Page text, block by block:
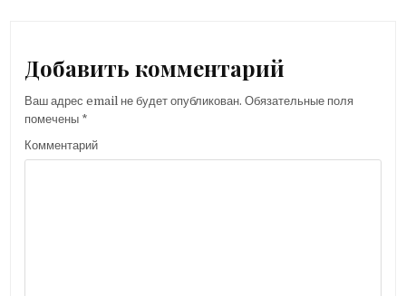
ц
и
Добавить комментарий
Ваш адрес email не будет опубликован. Обязательные поля
помечены *
Комментарий